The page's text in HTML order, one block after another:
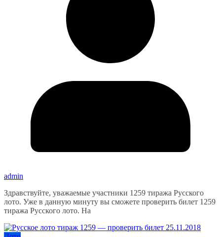
admin
Здравствуйте, уважаемые участники 1259 тиража Русского
лото. Уже в данную минуту вы сможете проверить билет 1259
тиража Русского лото. На